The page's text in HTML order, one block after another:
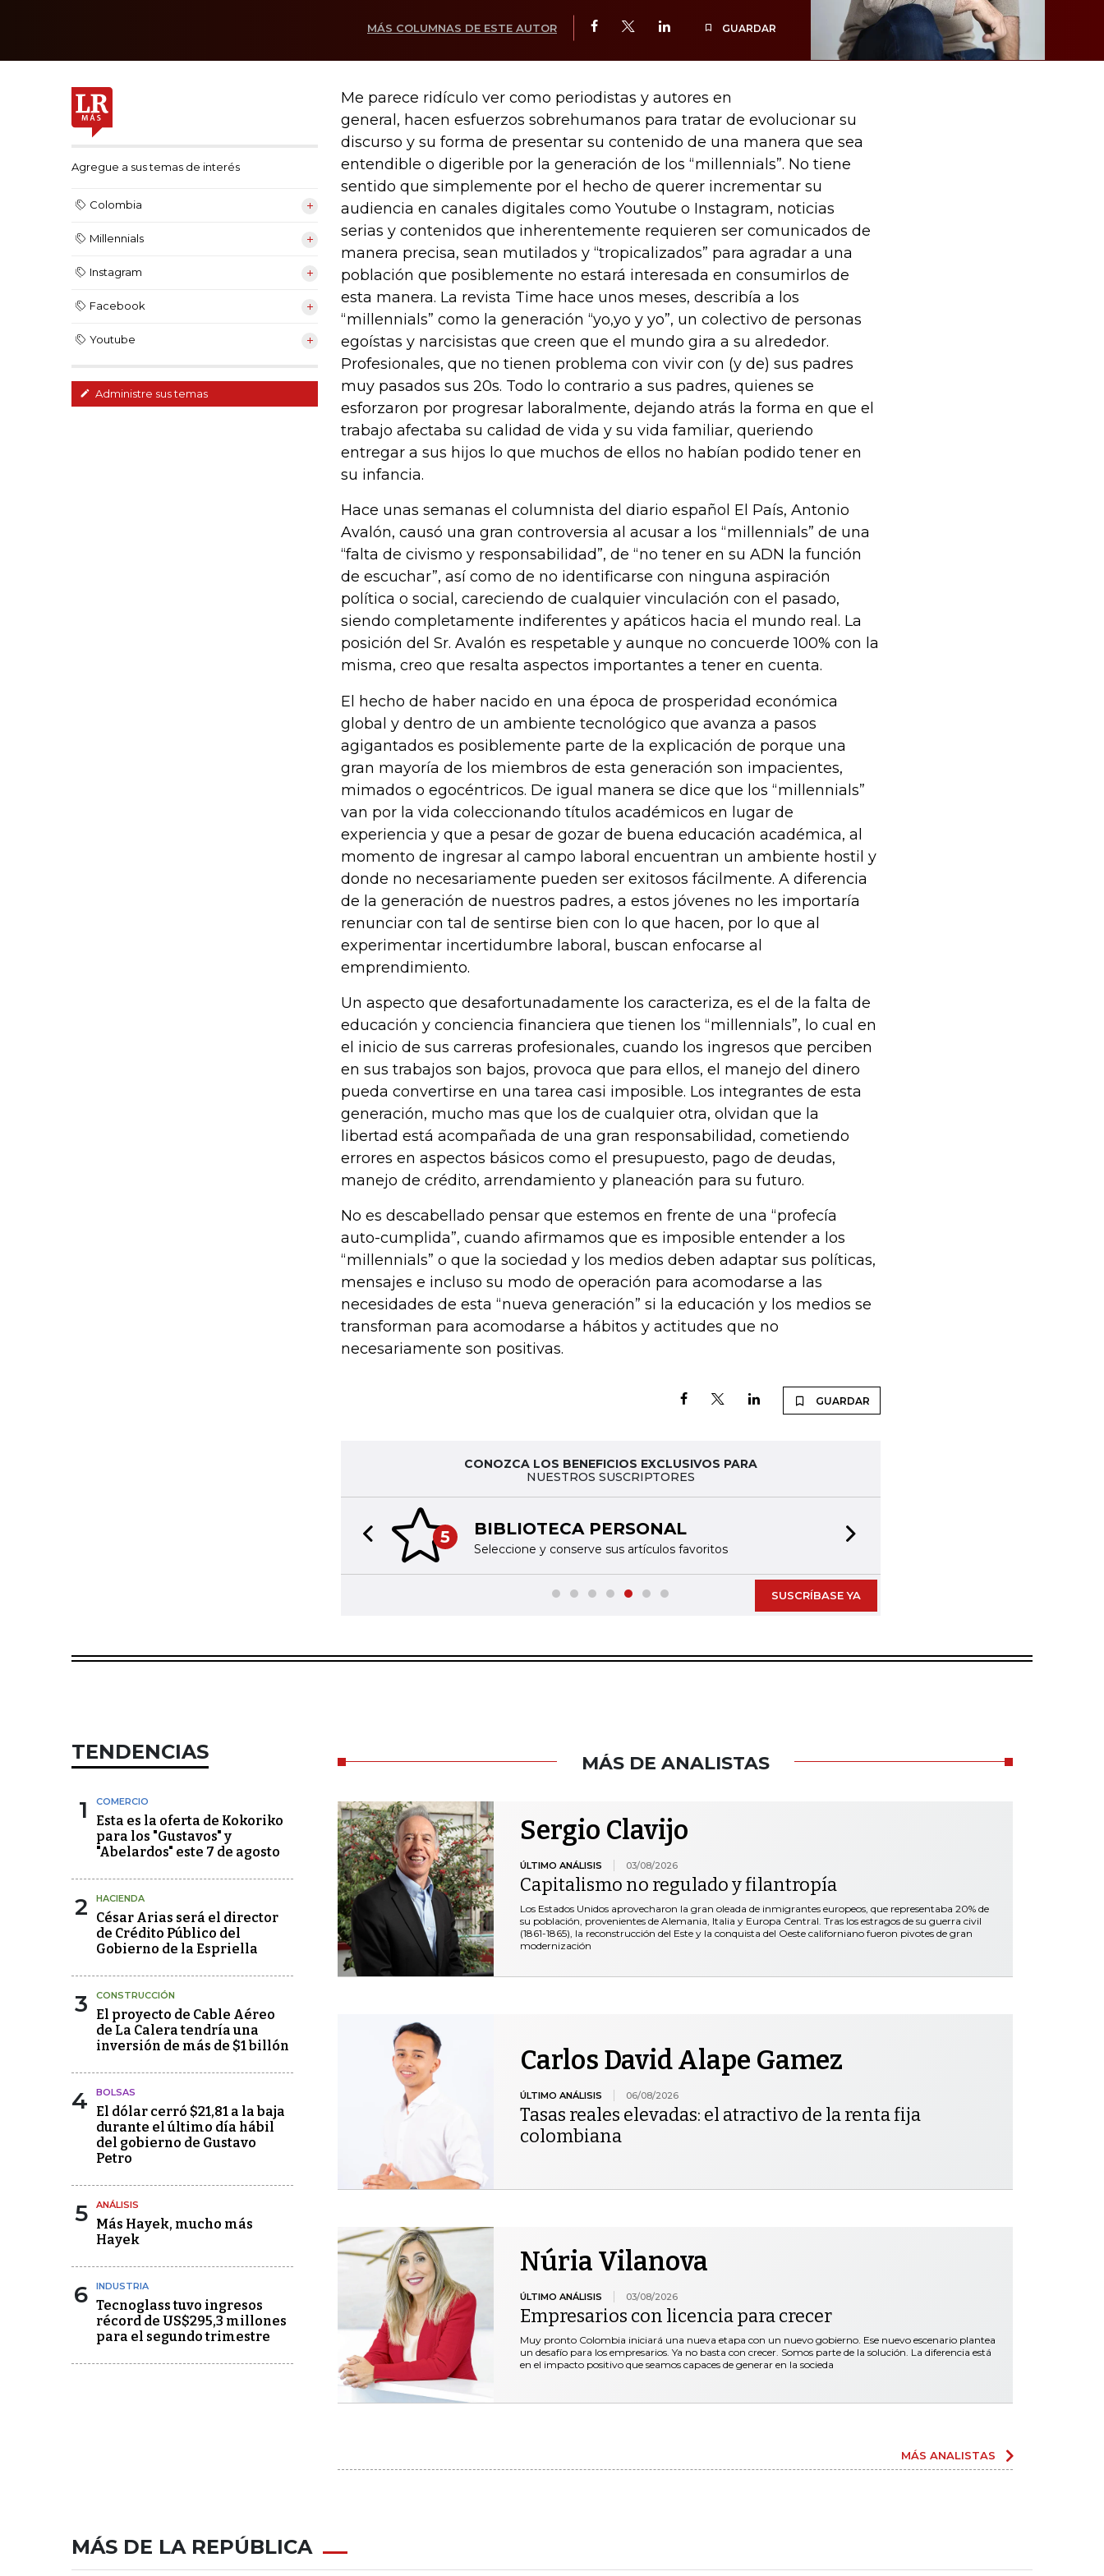
MÁS COLUMNAS DE ESTE AUTOR GUARDAR
Agregue a sus temas de interés
Colombia
Millennials
Instagram
Facebook
Youtube
Administre sus temas
Me parece ridículo ver como periodistas y autores en
general, hacen esfuerzos sobrehumanos para tratar de evolucionar su
discurso y su forma de presentar su contenido de una manera que sea
entendible o digerible por la generación de los “millennials”. No tiene
sentido que simplemente por el hecho de querer incrementar su
audiencia en canales digitales como Youtube o Instagram, noticias
serias y contenidos que inherentemente requieren ser comunicados de
manera precisa, sean mutilados y “tropicalizados” para agradar a una
población que posiblemente no estará interesada en consumirlos de
esta manera. La revista Time hace unos meses, describía a los
“millennials” como la generación “yo,yo y yo”, un colectivo de personas
egoístas y narcisistas que creen que el mundo gira a su alrededor.
Profesionales, que no tienen problema con vivir con (y de) sus padres
muy pasados sus 20s. Todo lo contrario a sus padres, quienes se
esforzaron por progresar laboralmente, dejando atrás la forma en que el
trabajo afectaba su calidad de vida y su vida familiar, queriendo
entregar a sus hijos lo que muchos de ellos no habían podido tener en
su infancia.
Hace unas semanas el columnista del diario español El País, Antonio
Avalón, causó una gran controversia al acusar a los “millennials” de una
“falta de civismo y responsabilidad”, de “no tener en su ADN la función
de escuchar”, así como de no identificarse con ninguna aspiración
política o social, careciendo de cualquier vinculación con el pasado,
siendo completamente indiferentes y apáticos hacia el mundo real. La
posición del Sr. Avalón es respetable y aunque no concuerde 100% con la
misma, creo que resalta aspectos importantes a tener en cuenta.
El hecho de haber nacido en una época de prosperidad económica
global y dentro de un ambiente tecnológico que avanza a pasos
agigantados es posiblemente parte de la explicación de porque una
gran mayoría de los miembros de esta generación son impacientes,
mimados o egocéntricos. De igual manera se dice que los “millennials”
van por la vida coleccionando títulos académicos en lugar de
experiencia y que a pesar de gozar de buena educación académica, al
momento de ingresar al campo laboral encuentran un ambiente hostil y
donde no necesariamente pueden ser exitosos fácilmente. A diferencia
de la generación de nuestros padres, a estos jóvenes no les importaría
renunciar con tal de sentirse bien con lo que hacen, por lo que al
experimentar incertidumbre laboral, buscan enfocarse al
emprendimiento.
Un aspecto que desafortunadamente los caracteriza, es el de la falta de
educación y conciencia financiera que tienen los “millennials”, lo cual en
el inicio de sus carreras profesionales, cuando los ingresos que perciben
en sus trabajos son bajos, provoca que para ellos, el manejo del dinero
pueda convertirse en una tarea casi imposible. Los integrantes de esta
generación, mucho mas que los de cualquier otra, olvidan que la
libertad está acompañada de una gran responsabilidad, cometiendo
errores en aspectos básicos como el presupuesto, pago de deudas,
manejo de crédito, arrendamiento y planeación para su futuro.
No es descabellado pensar que estemos en frente de una “profecía
auto-cumplida”, cuando afirmamos que es imposible entender a los
“millennials” o que la sociedad y los medios deben adaptar sus políticas,
mensajes e incluso su modo de operación para acomodarse a las
necesidades de esta “nueva generación” si la educación y los medios se
transforman para acomodarse a hábitos y actitudes que no
necesariamente son positivas.
GUARDAR
CONOZCA LOS BENEFICIOS EXCLUSIVOS PARA
NUESTROS SUSCRIPTORES
5 BIBLIOTECA PERSONAL
Seleccione y conserve sus artículos favoritos
Previous slide
SUSCRÍBASE YA
TENDENCIAS
1 COMERCIO
Esta es la oferta de Kokoriko
para los "Gustavos" y
"Abelardos" este 7 de agosto
2 HACIENDA
César Arias será el director
de Crédito Público del
Gobierno de la Espriella
3 CONSTRUCCIÓN
El proyecto de Cable Aéreo
de La Calera tendría una
inversión de más de $1 billón
4 BOLSAS
El dólar cerró $21,81 a la baja
durante el último día hábil
del gobierno de Gustavo
Petro
5 ANÁLISIS
Más Hayek, mucho más
Hayek
6 INDUSTRIA
Tecnoglass tuvo ingresos
récord de US$295,3 millones
para el segundo trimestre
MÁS DE ANALISTAS
Sergio Clavijo
ÚLTIMO ANÁLISIS 03/08/2026
Capitalismo no regulado y filantropía
Los Estados Unidos aprovecharon la gran oleada de inmigrantes europeos, que representaba 20% de
su población, provenientes de Alemania, Italia y Europa Central. Tras los estragos de su guerra civil
(1861-1865), la reconstrucción del Este y la conquista del Oeste californiano fueron pivotes de gran
modernización
Carlos David Alape Gamez
ÚLTIMO ANÁLISIS 06/08/2026
Tasas reales elevadas: el atractivo de la renta fija
colombiana
Núria Vilanova
ÚLTIMO ANÁLISIS 03/08/2026
Empresarios con licencia para crecer
Muy pronto Colombia iniciará una nueva etapa con un nuevo gobierno. Ese nuevo escenario plantea
un desafío para los empresarios. Ya no basta con crecer. Somos parte de la solución. La diferencia está
en el impacto positivo que seamos capaces de generar en la socieda
MÁS ANALISTAS
MÁS DE LA REPÚBLICA